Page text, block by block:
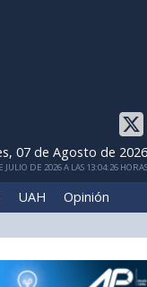
07 de Agosto de 2026
DE 2026 A LAS 13:04:26 HORAS
UAH Opinión